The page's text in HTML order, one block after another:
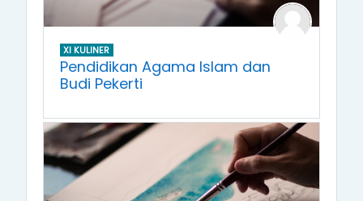
XI KULINER
Pendidikan Agama Islam dan
Budi Pekerti